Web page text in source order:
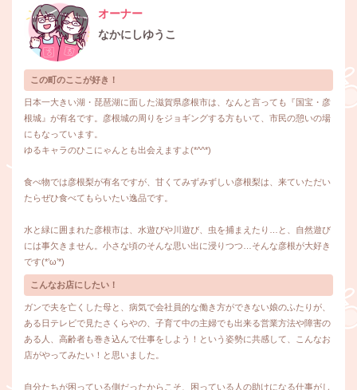
オーナー
なかにしゆうこ
この町のここが好き！
日本一大きい湖・琵琶湖に面した滋賀県彦根市は、なんと言っても『国宝・彦
根城』が有名です。彦根城の周りをジョギングする方もいて、市民の憩いの場
にもなっています。
ゆるキャラのひこにゃんとも出会えますよ(*^^*)
食べ物では彦根梨が有名ですが、甘くてみずみずしい彦根梨は、来ていただい
たらぜひ食べてもらいたい逸品です。
水と緑に囲まれた彦根市は、水遊びや川遊び、虫を捕まえたり…と、自然遊び
には事欠きません。小さな頃のそんな思い出に浸りつつ…そんな彦根が大好き
です(*’ω’*)
こんなお店にしたい！
ガンで夫を亡くした母と、病気で会社員的な働き方ができない娘のふたりが、
ある日テレビで見たさくらやの、子育て中の主婦でも出来る営業方法や障害の
ある人、高齢者も巻き込んで仕事をしよう！という姿勢に共感して、こんなお
店がやってみたい！と思いました。
自分たちが困っている側だったからこそ、困っている人の助けになる仕事がし